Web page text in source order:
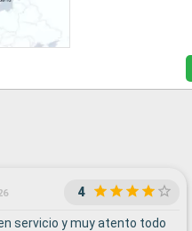
4
servicio y muy atento todo